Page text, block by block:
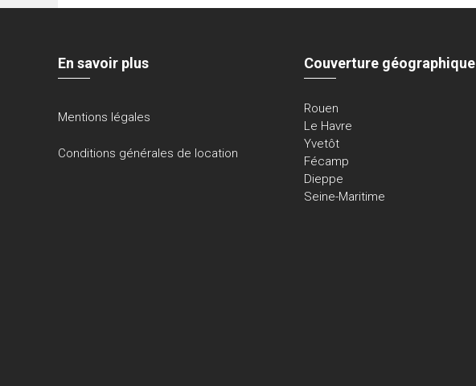
En savoir plus
Mentions légales
Conditions générales de location
Couverture géographique
Rouen
Le Havre
Yvetôt
Fécamp
Dieppe
Seine-Maritime